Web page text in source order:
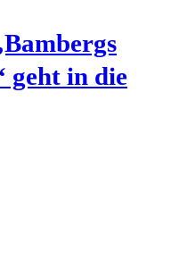
geht in die